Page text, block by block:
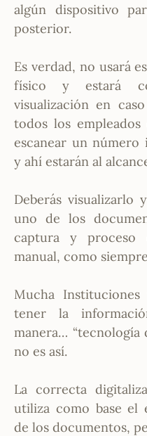
algún dispositivo
posterior.
Es verdad, no usará
físico y estará
visualización en
todos los
escanear un
y ahí estarán al
Deberás
uno de los
captura y proceso
manual, como
Mucha
tener la
manera… “tecnología
no es así.
La correcta
utiliza como base el
de los documentos,